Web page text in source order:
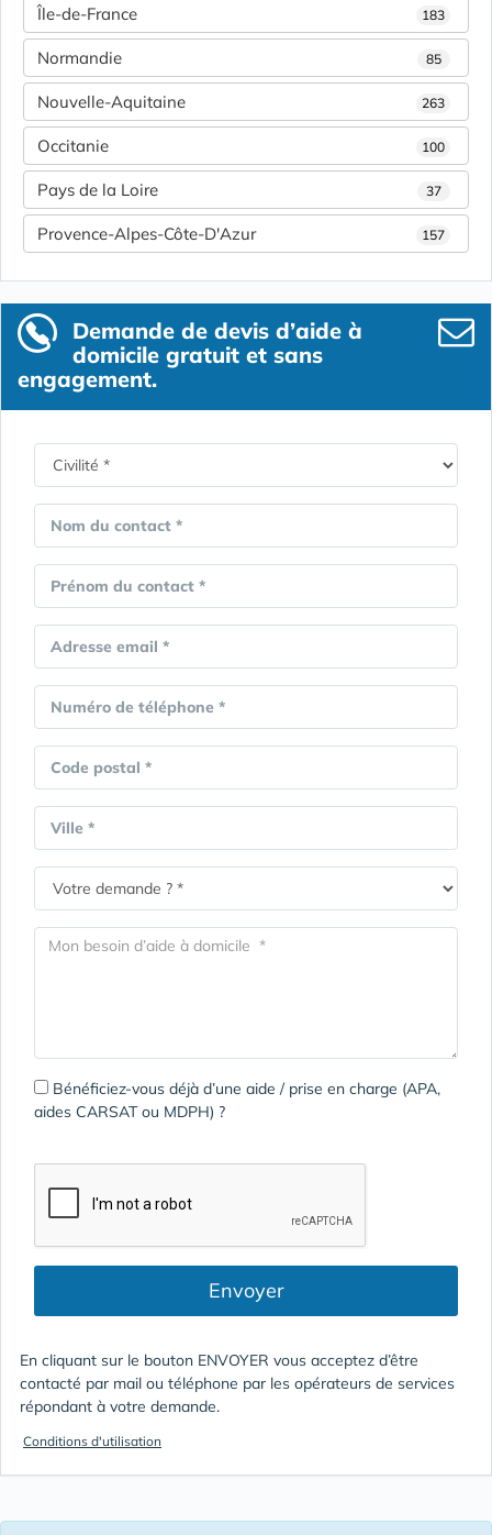
Île-de-France 183
Normandie 85
Nouvelle-Aquitaine 263
Occitanie 100
Pays de la Loire 37
Provence-Alpes-Côte-D'Azur 157
Demande de devis d’aide à
domicile gratuit et sans
engagement.
Nom du contact *
Prénom du contact *
Adresse email *
Numéro de téléphone *
Code postal *
Ville *
Bénéficiez-vous déjà d’une aide / prise en charge (APA,
aides CARSAT ou MDPH) ?
Envoyer
En cliquant sur le bouton ENVOYER vous acceptez d’être
contacté par mail ou téléphone par les opérateurs de services
répondant à votre demande.
Conditions d'utilisation